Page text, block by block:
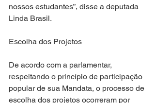
nossos estudantes”, disse a deputada
Linda Brasil.
Escolha dos Projetos
De acordo com a parlamentar,
respeitando o princípio de participação
popular de sua Mandata, o processo de
escolha dos projetos ocorreram por